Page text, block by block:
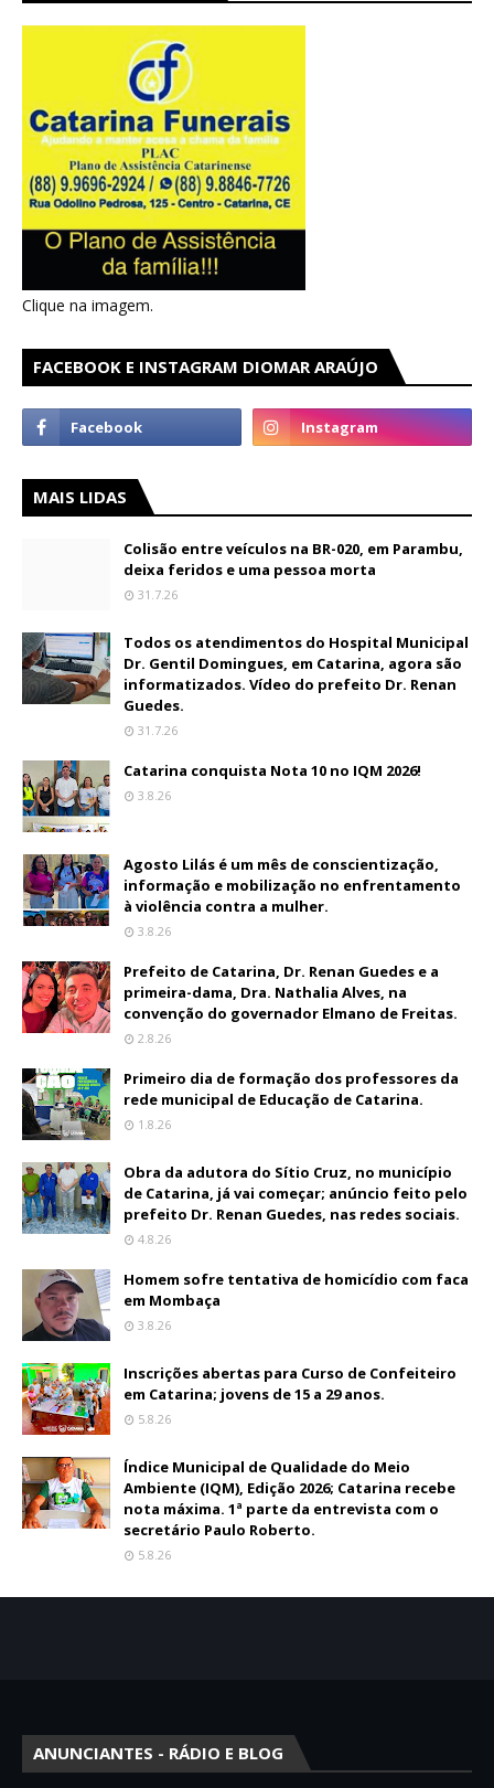
Clique na imagem.
FACEBOOK E INSTAGRAM DIOMAR ARAÚJO
MAIS LIDAS
Colisão entre veículos na BR-020, em Parambu,
deixa feridos e uma pessoa morta
31.7.26
Todos os atendimentos do Hospital Municipal
Dr. Gentil Domingues, em Catarina, agora são
informatizados. Vídeo do prefeito Dr. Renan
Guedes.
31.7.26
Catarina conquista Nota 10 no IQM 2026!
3.8.26
Agosto Lilás é um mês de conscientização,
informação e mobilização no enfrentamento
à violência contra a mulher.
3.8.26
Prefeito de Catarina, Dr. Renan Guedes e a
primeira-dama, Dra. Nathalia Alves, na
convenção do governador Elmano de Freitas.
2.8.26
Primeiro dia de formação dos professores da
rede municipal de Educação de Catarina.
1.8.26
Obra da adutora do Sítio Cruz, no município
de Catarina, já vai começar; anúncio feito pelo
prefeito Dr. Renan Guedes, nas redes sociais.
4.8.26
Homem sofre tentativa de homicídio com faca
em Mombaça
3.8.26
Inscrições abertas para Curso de Confeiteiro
em Catarina; jovens de 15 a 29 anos.
5.8.26
Índice Municipal de Qualidade do Meio
Ambiente (IQM), Edição 2026; Catarina recebe
nota máxima. 1ª parte da entrevista com o
secretário Paulo Roberto.
5.8.26
ANUNCIANTES - RÁDIO E BLOG